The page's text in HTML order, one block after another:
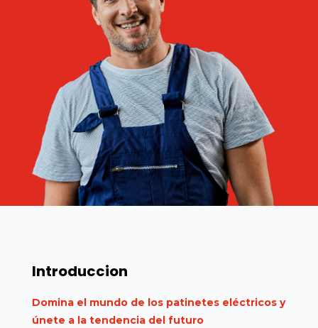
Introduccion
Domina el mundo de los patinetes eléctricos y
únete a la tendencia del futuro